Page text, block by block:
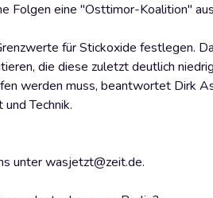
Folgen eine "Osttimor-Koalition"
für Stickoxide festlegen.
die diese zuletzt deutlich
werden muss, beantwortet Dirk
Technik.
unter wasjetzt@zeit.de.